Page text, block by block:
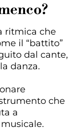
ritmica che
il “battito”
dal cante,
danza.
che
a